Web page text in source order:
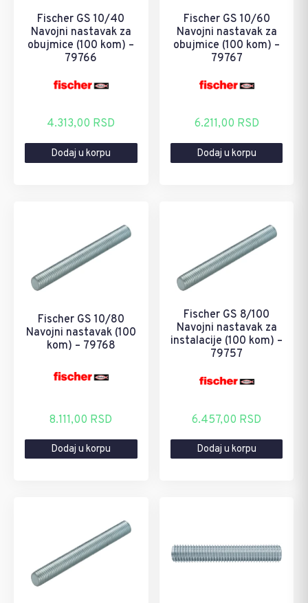
Fischer GS 10/40
Navojni nastavak za
obujmice (100 kom) –
79766
4.313,00 RSD
Dodaj u korpu
Fischer GS 10/60
Navojni nastavak za
obujmice (100 kom) –
79767
6.211,00 RSD
Dodaj u korpu
Fischer GS 10/80
Navojni nastavak (100
kom) – 79768
8.111,00 RSD
Dodaj u korpu
Fischer GS 8/100
Navojni nastavak za
instalacije (100 kom) –
79757
6.457,00 RSD
Dodaj u korpu